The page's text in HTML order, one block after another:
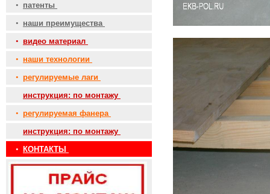
• патенты
• наши преимущества
• видео материал
• наши технологии
• регулируемые лаги
инструкция: по монтажу
• регулируемая фанера
инструкция: по монтажу
•
КОНТАКТЫ